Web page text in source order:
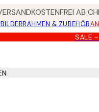
AB
RAHMEN & ZUBEHÖR
SALE